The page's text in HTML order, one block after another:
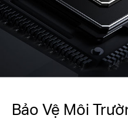
Bảo Vệ Môi